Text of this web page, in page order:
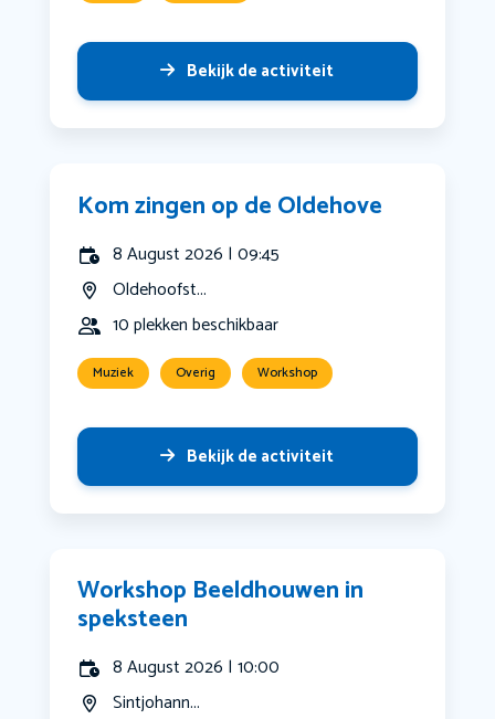
Bekijk de activiteit
Kom zingen op de Oldehove
8 August 2026 | 09:45
Oldehoofst...
10 plekken beschikbaar
Muziek Overig Workshop
Bekijk de activiteit
Workshop Beeldhouwen in
speksteen
8 August 2026 | 10:00
Sintjohann...